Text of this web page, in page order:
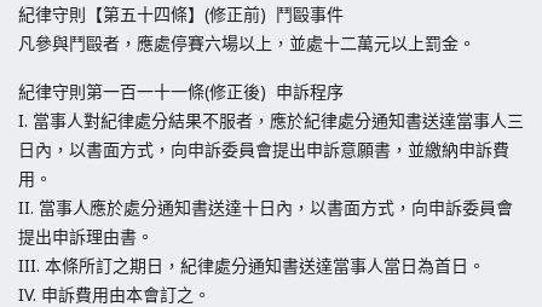
紀律守則【第五十四條】(修正前) 鬥毆事件
凡參與鬥毆者，應處停賽六場以上，並處十二萬元以上罰金。
紀律守則第一百一十一條(修正後) 申訴程序
I. 當事人對紀律處分結果不服者，應於紀律處分通知書送達當事人三
日內，以書面方式，向申訴委員會提出申訴意願書，並繳納申訴費
用。
II. 當事人應於處分通知書送達十日內，以書面方式，向申訴委員會
提出申訴理由書。
III. 本條所訂之期日，紀律處分通知書送達當事人當日為首日。
IV. 申訴費用由本會訂之。